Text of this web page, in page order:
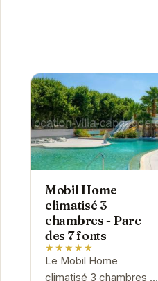
Mobil Home
climatisé 3
chambres - Parc
des 7 fonts
★★★★★
Le Mobil Home
climatisé 3 chambres au